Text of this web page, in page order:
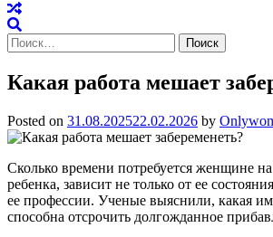
Найти:
Какая работа мешает
Posted on 31.08.202522.02.2026 by
Сколько времени потребуется женщине на
ребенка, зависит не только от ее
ее профессии. Ученые выяснили, какая
способна отсрочить долгожданное